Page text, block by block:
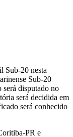
Sub-20 nesta
Sub-20
será disputado no
será decidida em
será conhecido
PR e